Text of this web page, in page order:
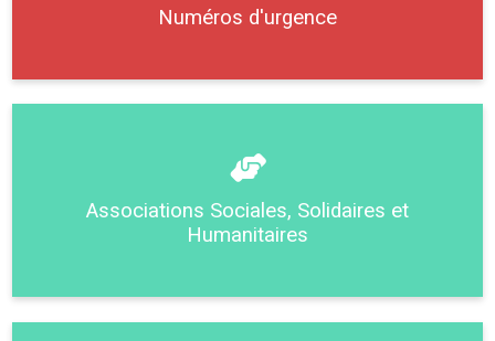
Numéros d'urgence
Associations Sociales, Solidaires et
Humanitaires